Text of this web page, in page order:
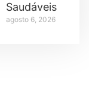
Saudáveis
agosto 6, 2026